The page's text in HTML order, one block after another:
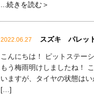
...続きを読む＞
2022.06.27 スズキ パレッ
こんにちは！ ピットステー
もう梅雨明けしましたね！
いますが、タイヤの状態は
[…]